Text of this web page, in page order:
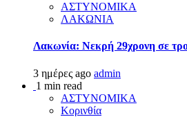
ΑΣΤΥΝΟΜΙΚΑ
ΛΑΚΩΝΙΑ
Λακωνία: Νεκρή 29χρονη σε
3 ημέρες ago admin
1 min read
ΑΣΤΥΝΟΜΙΚΑ
Κορινθία